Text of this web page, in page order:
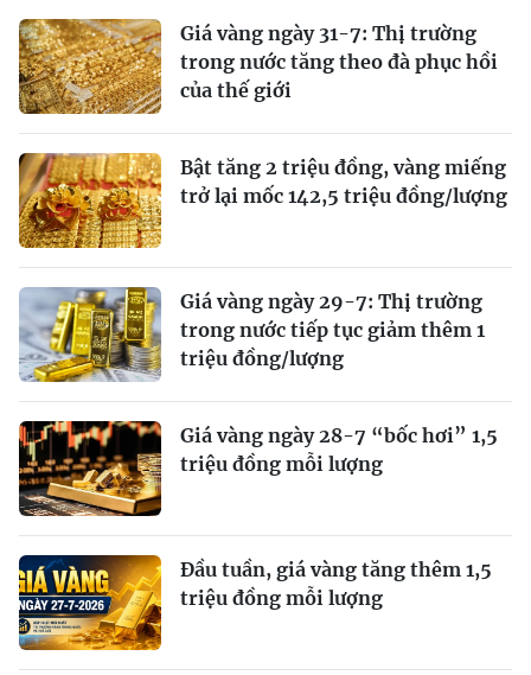
Giá vàng ngày 31-7: Thị trường
trong nước tăng theo đà phục hồi
của thế giới
Bật tăng 2 triệu đồng, vàng miếng
trở lại mốc 142,5 triệu đồng/lượng
Giá vàng ngày 29-7: Thị trường
trong nước tiếp tục giảm thêm 1
triệu đồng/lượng
Giá vàng ngày 28-7 “bốc hơi” 1,5
triệu đồng mỗi lượng
Đầu tuần, giá vàng tăng thêm 1,5
triệu đồng mỗi lượng